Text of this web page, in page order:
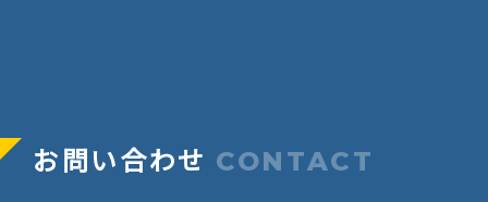
お問い合わせ CONTACT